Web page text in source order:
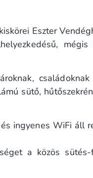
Eszter
sütő,
ingyenes WiFi áll
a közös